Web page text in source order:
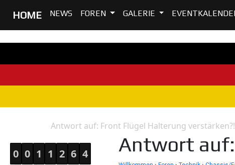
HOME NEWS FOREN GALERIE
Antwort auf: Front Flügel Halterung verstärken?!
0 0 1 1 2 6 4 Antwort